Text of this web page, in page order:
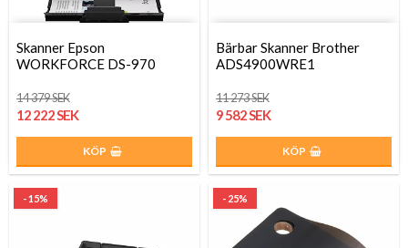
Skanner Epson
WORKFORCE DS-970
14 379 SEK
12 222 SEK
KÖP
Bärbar Skanner Brother
ADS4900WRE1
11 273 SEK
9 582 SEK
KÖP
- 15% - 25%